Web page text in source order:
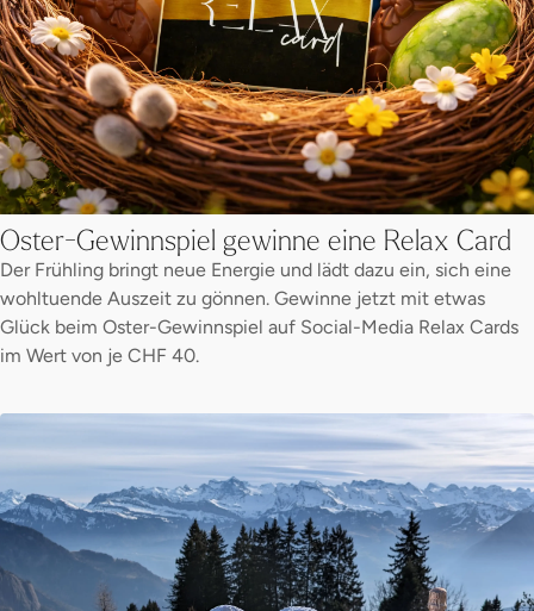
Oster-Gewinnspiel gewinne eine Relax Card
Der Frühling bringt neue Energie und lädt dazu ein, sich eine
wohltuende Auszeit zu gönnen. Gewinne jetzt mit etwas
Glück beim Oster-Gewinnspiel auf Social-Media Relax Cards
im Wert von je CHF 40.